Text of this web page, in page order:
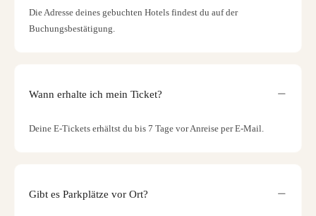
Die Adresse deines gebuchten Hotels findest du auf der
Buchungsbestätigung.
Wann erhalte ich mein Ticket?
Deine E-Tickets erhältst du bis 7 Tage vor Anreise per E-Mail.
Gibt es Parkplätze vor Ort?